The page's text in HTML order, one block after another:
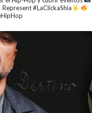
Represent #LaClickaShia